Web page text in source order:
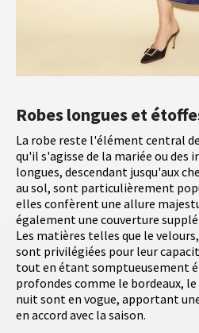
Robes longues et
La robe reste l'élément central
qu'il s'agisse de la mariée ou des
longues, descendant jusqu'aux
au sol, sont particulièrement
elles confèrent une allure
également une couverture
Les matières telles que le
sont privilégiées pour leur
tout en étant somptueusement
profondes comme le bordeaux,
nuit sont en vogue, apportant
en accord avec la saison.